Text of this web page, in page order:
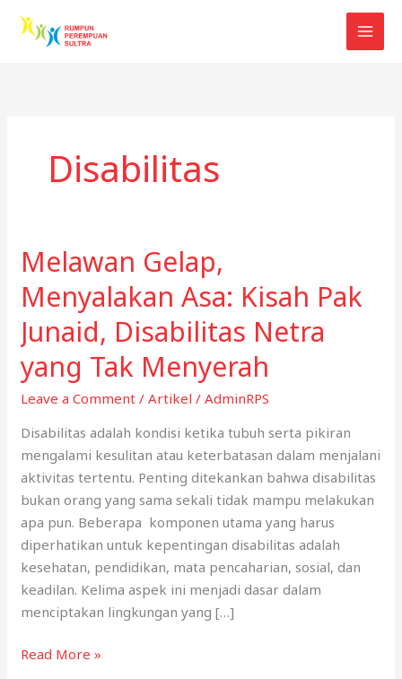
Disabilitas
Melawan Gelap,
Menyalakan Asa: Kisah Pak
Junaid, Disabilitas Netra
yang Tak Menyerah
Leave a Comment /Artikel /AdminRPS
Disabilitas adalah kondisi ketika tubuh serta pikiran
mengalami kesulitan atau keterbatasan dalam menjalani
aktivitas tertentu. Penting ditekankan bahwa disabilitas
bukan orang yang sama sekali tidak mampu melakukan
apa pun. Beberapa komponen utama yang harus
diperhatikan untuk kepentingan disabilitas adalah
kesehatan, pendidikan, mata pencaharian, sosial, dan
keadilan. Kelima aspek ini menjadi dasar dalam
menciptakan lingkungan yang […]
Melawan
Read More »